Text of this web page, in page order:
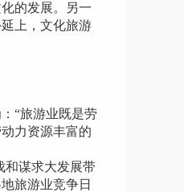
的发展。另一
上，文化旅游
“旅游业既是劳
力资源丰富的
谋求大发展带
旅游业竞争日